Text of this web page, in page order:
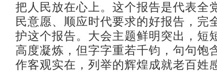
把人民放在心上。这个报告是代表全
民意愿、顺应时代要求的好报告，完
护这个报告。大会主题鲜明突出，短
高度凝炼，但字字重若千钧，句句饱
作客观实在，列举的辉煌成就老百姓